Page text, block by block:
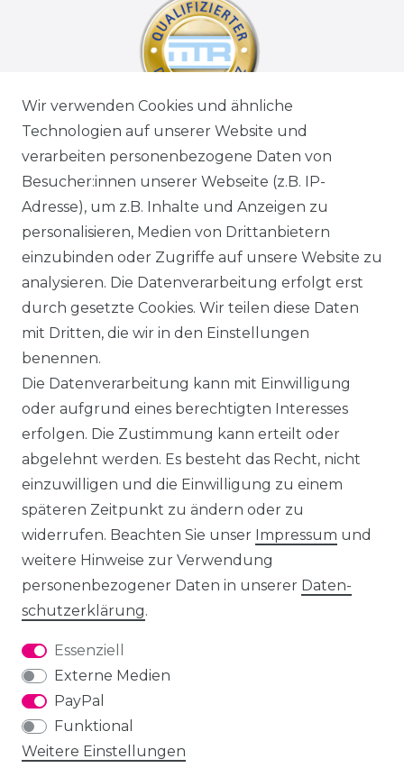
Wir verwenden Cookies und ähnliche
Technologien auf unserer Website und
verarbeiten personenbezogene Daten von
Besucher:innen unserer Webseite (z.B. IP-
Adresse), um z.B. Inhalte und Anzeigen zu
personalisieren, Medien von Drittanbietern
einzubinden oder Zugriffe auf unsere Website zu
analysieren. Die Datenverarbeitung erfolgt erst
durch gesetzte Cookies. Wir teilen diese Daten
mit Dritten, die wir in den Einstellungen
benennen.
Die Datenverarbeitung kann mit Einwilligung
oder aufgrund eines berechtigten Interesses
erfolgen. Die Zustimmung kann erteilt oder
abgelehnt werden. Es besteht das Recht, nicht
einzuwilligen und die Einwilligung zu einem
späteren Zeitpunkt zu ändern oder zu
widerrufen. Beachten Sie unser Impressum und
weitere Hinweise zur Verwendung
personenbezogener Daten in unserer Daten­
schutz­erklärung.
Essenziell
Externe Medien
PayPal
Funktional
Weitere Einstellungen